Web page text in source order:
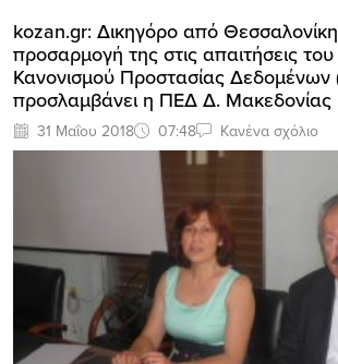
kozan.gr: Δικηγόρο από
προσαρμογή της στις απαιτήσεις
Κανονισμού Προστασίας
προσλαμβάνει η ΠΕΔ Δ. Μακεδονίας
31 Μαΐου 2018 07:48 Κανένα σχόλιο